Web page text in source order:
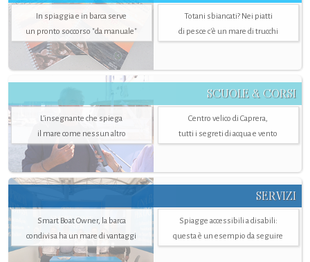
In spiaggia e in barca serve
un pronto soccorso "da manuale"
Totani sbiancati? Nei piatti
di pesce c'è un mare di trucchi
SCUOLE & CORSI
L'insegnante che spiega
il mare come nessun altro
Centro velico di Caprera,
tutti i segreti di acqua e vento
SERVIZI
Smart Boat Owner, la barca
condivisa ha un mare di vantaggi
Spiagge accessibili a disabili:
questa è un esempio da seguire